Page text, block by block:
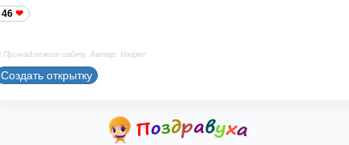
46
Принадлежит сайту. Автор: Harper
Создать открытку